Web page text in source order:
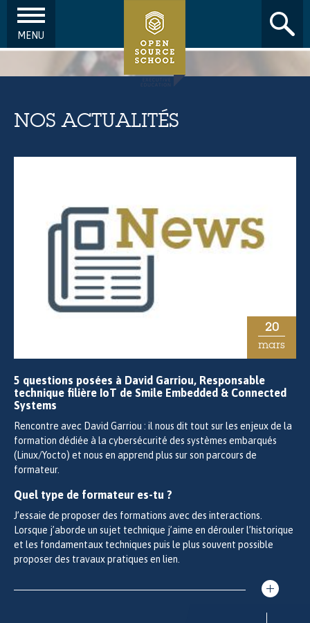
Aller au contenu principal
MENU
NOS ACTUALITÉS
20
mars
5 questions posées à David Garriou, Responsable
technique filière IoT de Smile Embedded & Connected
Systems
Rencontre avec David Garriou : il nous dit tout sur les enjeux de la
formation dédiée à la cybersécurité des systèmes embarqués
(Linux/Yocto) et nous en apprend plus sur son parcours de
formateur.
Quel type de formateur es-tu ?
J’essaie de proposer des formations avec des interactions.
Lorsque j’aborde un sujet technique j’aime en dérouler l’historique
et les fondamentaux techniques puis le plus souvent possible
proposer des travaux pratiques en lien.